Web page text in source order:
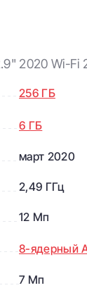
2020 Wi-Fi
256 ГБ
6 ГБ
март 2020
2,49 ГГц
12 Мп
8-ядерный
7 Мп